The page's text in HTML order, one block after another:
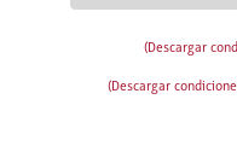
(Descargar
(Descargar